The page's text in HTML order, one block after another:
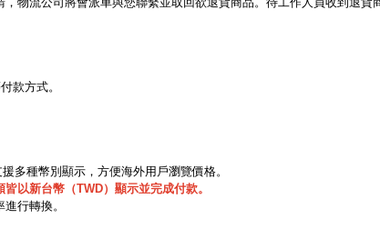
款方式。
多種幣別顯示，方便海外用戶瀏覽價格。
以新台幣（TWD）顯示並完成付款。
行轉換。